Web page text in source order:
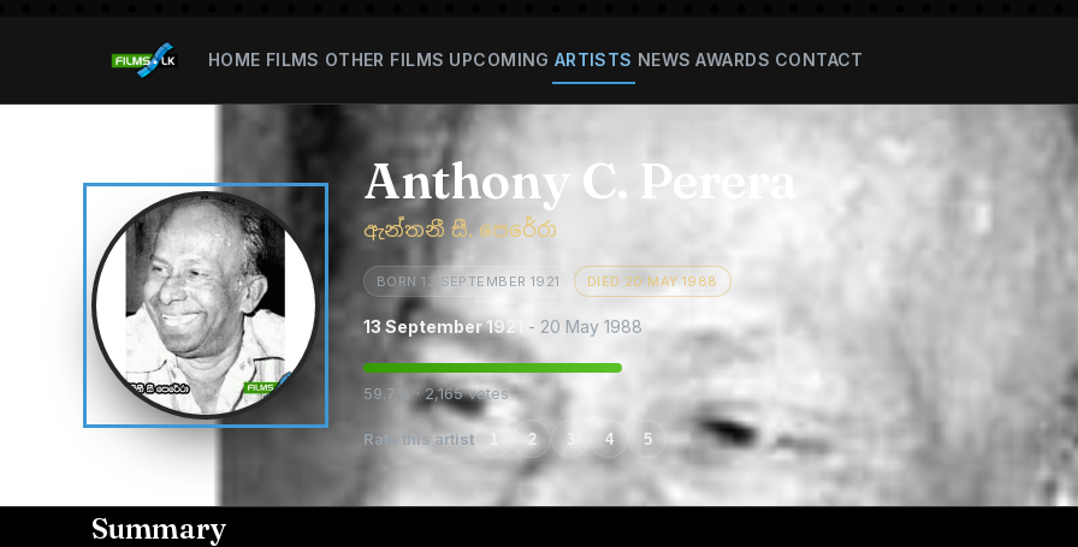
HOME FILMS OTHER FILMS UPCOMING ARTISTS NEWS AWARDS CONTACT
Anthony C. Perera
ඇන්තනී සී. පෙරේරා
BORN 13 SEPTEMBER 1921 DIED 20 MAY 1988
13 September 1921 - 20 May 1988
59.7% · 2,165 votes
Rate this artist 2 3 4 5
Summary